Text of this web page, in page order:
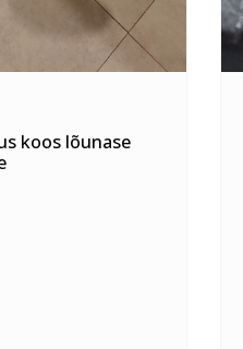
koos lõunase